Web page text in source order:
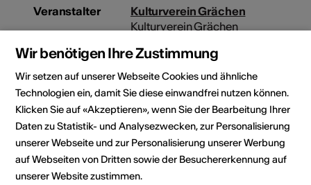
Veranstalter
Kulturverein Grächen
Kulturverein Grächen
Grächen
3925 Grächen
Telefon +41794315882
Webseite
Kulturbereiche
Art der Weiterbildung
Wir benötigen Ihre Zustimmung
Wir setzen auf unserer Webseite Cookies und ähnliche
Technologien ein, damit Sie diese einwandfrei nutzen können.
Klicken Sie auf «Akzeptieren», wenn Sie der Bearbeitung Ihrer
Daten zu Statistik- und Analysezwecken, zur Personalisierung
unserer Webseite und zur Personalisierung unserer Werbung
auf Webseiten von Dritten sowie der Besuchererkennung auf
unserer Website zustimmen.